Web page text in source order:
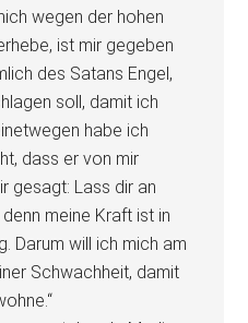
wegen der hohen
ist mir gegeben
des Satans Engel,
soll, damit ich
habe ich
dass er von mir
gesagt: Lass dir an
meine Kraft ist in
Darum will ich mich am
Schwachheit, damit